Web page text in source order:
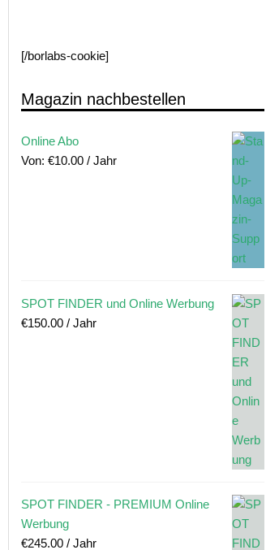
[/borlabs-cookie]
Magazin nachbestellen
Online Abo
Von: €10.00 / Jahr
SPOT FINDER und Online Werbung
€150.00 / Jahr
SPOT FINDER - PREMIUM Online
Werbung
€245.00 / Jahr